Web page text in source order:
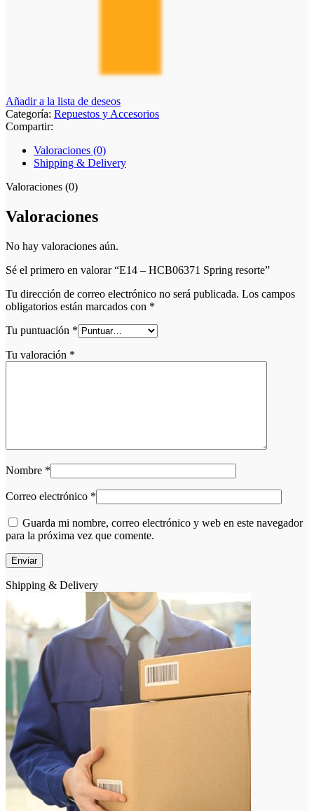
Añadir a la lista de deseos
Categoría: Repuestos y Accesorios
Compartir:
Valoraciones (0)
Shipping & Delivery
Valoraciones (0)
Valoraciones
No hay valoraciones aún.
Sé el primero en valorar “E14 – HCB06371 Spring resorte”
Tu dirección de correo electrónico no será publicada. Los campos
obligatorios están marcados con *
Tu puntuación *
Tu valoración *
Nombre *
Correo electrónico *
Guarda mi nombre, correo electrónico y web en este navegador
para la próxima vez que comente.
Shipping & Delivery